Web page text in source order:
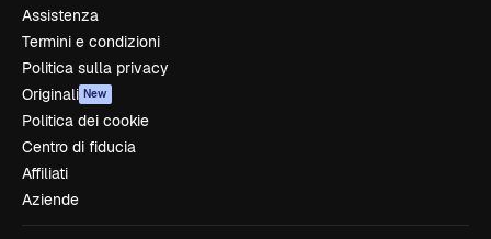
Assistenza
Termini e condizioni
Politica sulla privacy
Originali New
Politica dei cookie
Centro di fiducia
Affiliati
Aziende